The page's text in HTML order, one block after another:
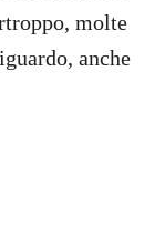
molte
anche